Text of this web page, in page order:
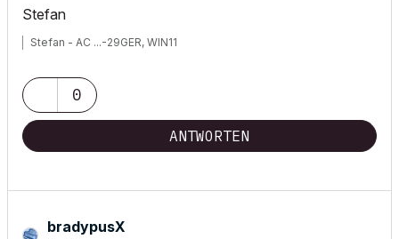
Stefan
Stefan - AC ...-29GER, WIN11
0
ANTWORTEN
bradypusX